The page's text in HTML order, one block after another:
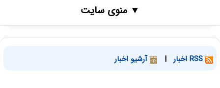
▼ منوی سایت
| آرشیو اخبار